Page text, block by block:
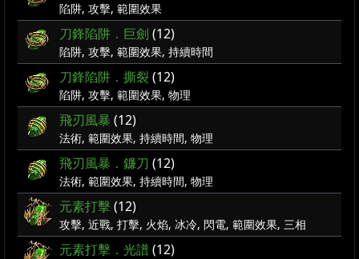
陷阱, 攻擊, 範圍效果
刀鋒陷阱．巨劍 (12)
陷阱, 攻擊, 範圍效果, 持續時間
刀鋒陷阱．撕裂(12)
陷阱, 攻擊, 範圍效果, 物理
飛刃風暴 (12)
法術, 範圍效果, 持續時間, 物理
飛刃風暴．鐮刀 (12)
法術, 範圍效果, 持續時間, 物理
元素打擊(12)
攻擊, 近戰, 打擊, 火焰, 冰冷, 閃電, 範圍效果, 三相
元素打擊．光譜(12)